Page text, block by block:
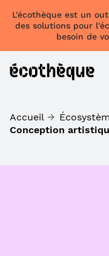
L'écothèque est un
des solutions pour
besoin de
Accueil
Conception